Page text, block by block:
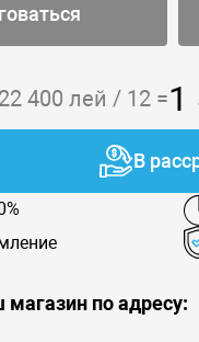
22 400 лей / 12=1
В
по адресу: